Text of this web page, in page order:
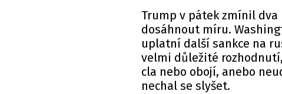
Trump v pátek zmínil dva
dosáhnout míru.
uplatní další sankce na
velmi důležité
cla nebo obojí, anebo
nechal se slyšet.